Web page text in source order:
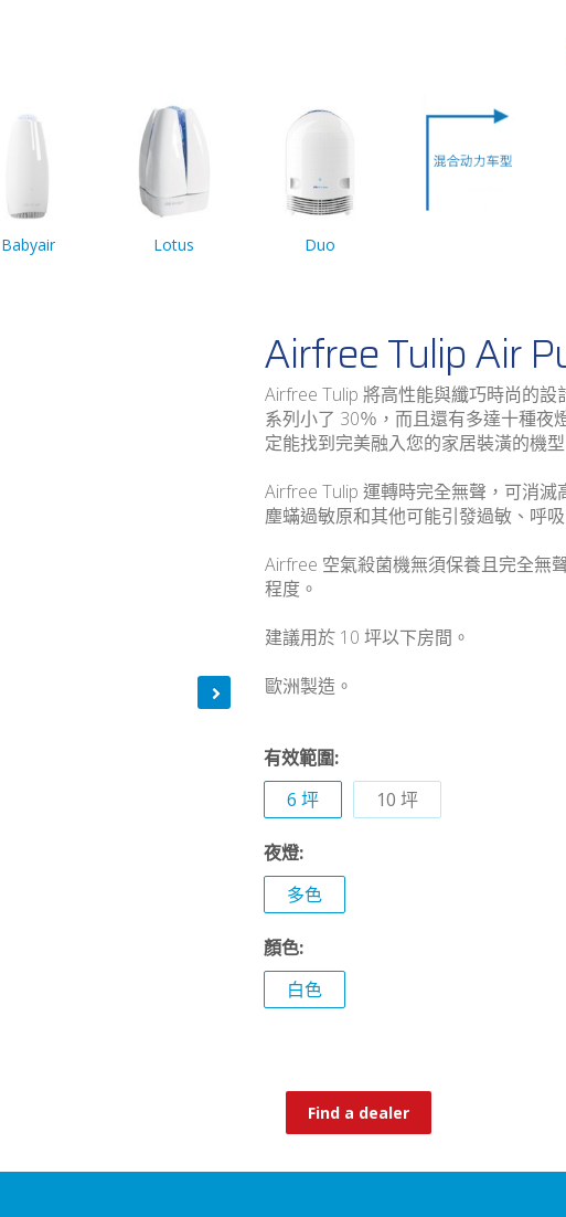
Babyair Lotus Duo
Airfree Tulip Air
Airfree Tulip 將高性能與纖巧時尚的
系列小了 30％，而且還有多達十種夜
定能找到完美融入您的家居裝潢的機型
Airfree Tulip 運轉時完全無聲，可消滅
塵蟎過敏原和其他可能引發過敏、呼
Airfree 空氣殺菌機無須保養且完全無
程度。
建議用於 10 坪以下房間。
歐洲製造。
有效範圍:
6 坪
10 坪
夜燈:
多色
顏色:
白色
Find a dealer